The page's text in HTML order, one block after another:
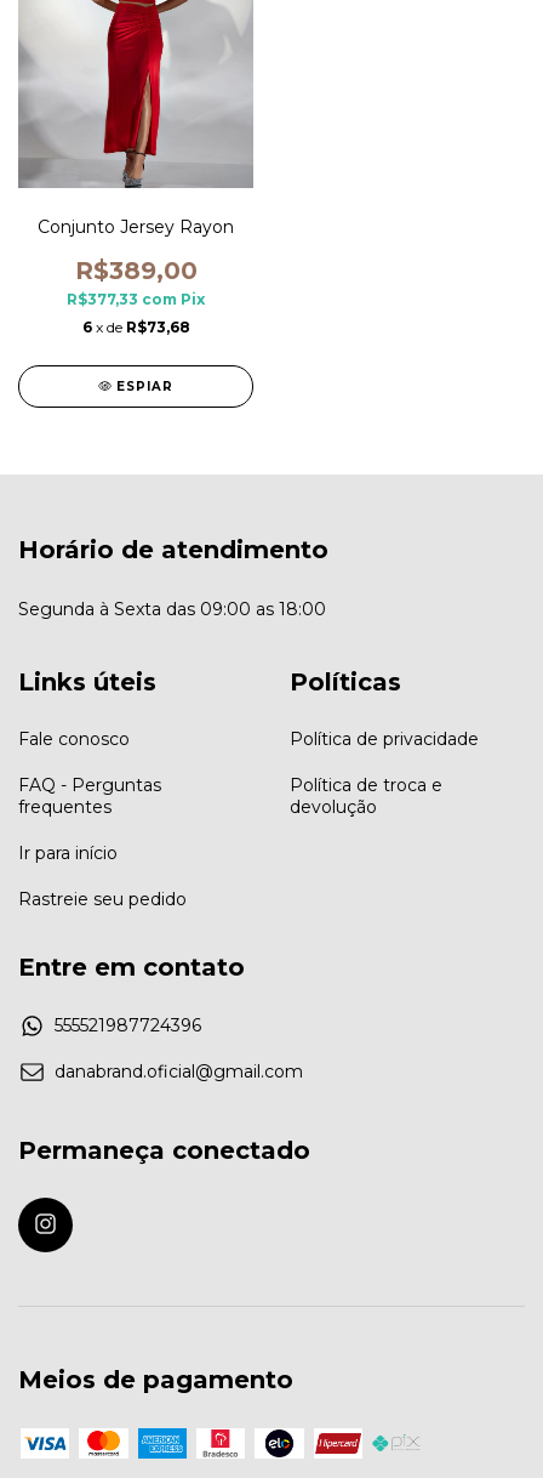
Conjunto Jersey Rayon
R$389,00
R$377,33 com Pix
6 x de R$73,68
ESPIAR
Horário de atendimento
Segunda à Sexta das 09:00 as 18:00
Links úteis
Fale conosco
FAQ - Perguntas
frequentes
Ir para início
Rastreie seu pedido
Políticas
Política de privacidade
Política de troca e
devolução
Entre em contato
555521987724396
danabrand.oficial@gmail.com
Permaneça conectado
Meios de pagamento